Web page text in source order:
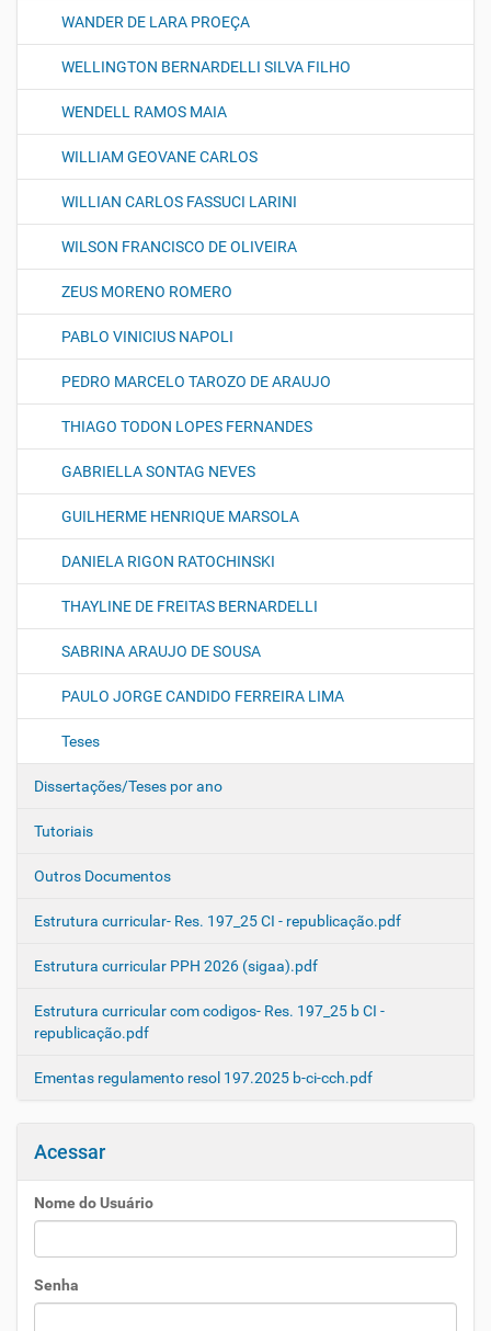
WANDER DE LARA PROEÇA
WELLINGTON BERNARDELLI SILVA FILHO
WENDELL RAMOS MAIA
WILLIAM GEOVANE CARLOS
WILLIAN CARLOS FASSUCI LARINI
WILSON FRANCISCO DE OLIVEIRA
ZEUS MORENO ROMERO
PABLO VINICIUS NAPOLI
PEDRO MARCELO TAROZO DE ARAUJO
THIAGO TODON LOPES FERNANDES
GABRIELLA SONTAG NEVES
GUILHERME HENRIQUE MARSOLA
DANIELA RIGON RATOCHINSKI
THAYLINE DE FREITAS BERNARDELLI
SABRINA ARAUJO DE SOUSA
PAULO JORGE CANDIDO FERREIRA LIMA
Teses
Dissertações/Teses por ano
Tutoriais
Outros Documentos
Estrutura curricular- Res. 197_25 CI - republicação.pdf
Estrutura curricular PPH 2026 (sigaa).pdf
Estrutura curricular com codigos- Res. 197_25 b CI -
republicação.pdf
Ementas regulamento resol 197.2025 b-ci-cch.pdf
Acessar
Nome do Usuário
Senha